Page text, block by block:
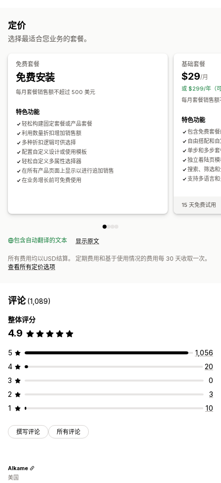
您可以设置的定价
固定定价 分层定价 数量折扣
定价
选择最适合您业务的套餐。
免费套餐
免费安装
每月套餐销售额不超过 500 美元
特色功能
轻松构建固定套餐或产品套餐
利用数量折扣增加销售额
多种折扣逻辑可供选择
配置自定义设计或使用模板
轻松自定义多属性选择器
在所有产品页面上显示以进行追加销售
在业务增长前可免费使用
基础套餐
$29/月
或 $299/年（
每月套餐销售
特色功能
包含免费套
自由搭配和
单步和多步
独立着陆页
搜索、筛选
支持多语言
15 天免费试用
包含自动翻译的文本 显示原文
所有费用均以USD结算。 定期费用和基于使用情况的费用每 30 天收取一次。
查看所有定价选项
评论(1,089)
整体评分
4.9
5
1,056
4
20
3
0
2
3
1
10
撰写评论 所有评论
Alkame
美国